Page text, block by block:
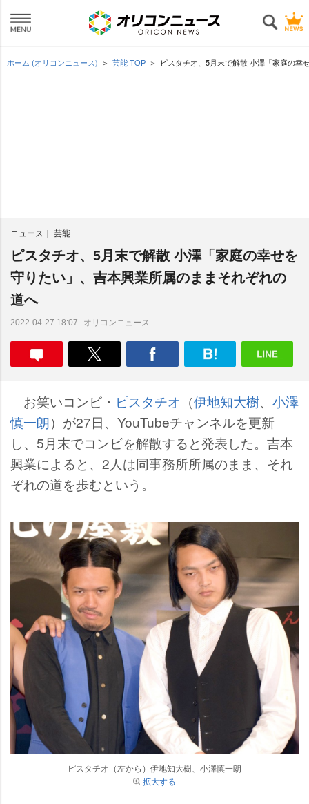
ホーム (オリコンニュース) 芸能 TOP ピスタチオ、5月末で解散 小澤「家庭の幸
ニュース 芸能
ピスタチオ、5月末で解散 小澤「家庭の幸せを
守りたい」、吉本興業所属のままそれぞれの
道へ
2022-04-27 18:07 オリコンニュース
お笑いコンビ・ ピスタチオ （伊地知大樹、 小澤
慎一朗）が27日、YouTubeチャンネルを更新
し、5月末でコンビを解散すると発表した。吉本
興業によると、2人は同事務所所属のまま、それ
ぞれの道を歩むという。
ピスタチオ（左から）伊地知大樹、小澤慎一朗
拡大する